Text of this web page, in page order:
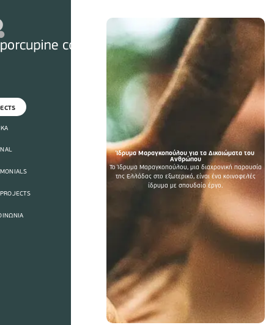
Ίδρυμα Μαραγκοπούλου για τα Δικαιώματα του
Ανθρώπου
Το Ίδρυμα Μαραγκοπούλου, μια διαχρονική παρουσία
της Ελλάδας στο εξωτερικό, είναι ένα κοινοφελές
ίδρυμα με σπουδαίο έργο.